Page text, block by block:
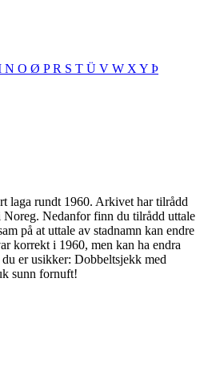
N O Ø PR S T Ü V W XY Þ
laga rundt 1960. Arkivet har tilrådd
Nedanfor finn du tilrådd uttale
på at uttale av stadnamn kan endre
korrekt i 1960, men kan ha endra
er usikker: Dobbeltsjekk med
sunn fornuft!